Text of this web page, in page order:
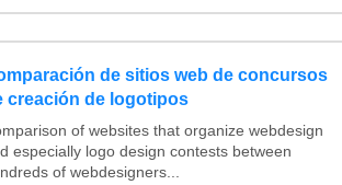
de sitios web de concursos
creación de logotipos
of websites that organize webdesign
especially logo design contests between
of webdesigners...